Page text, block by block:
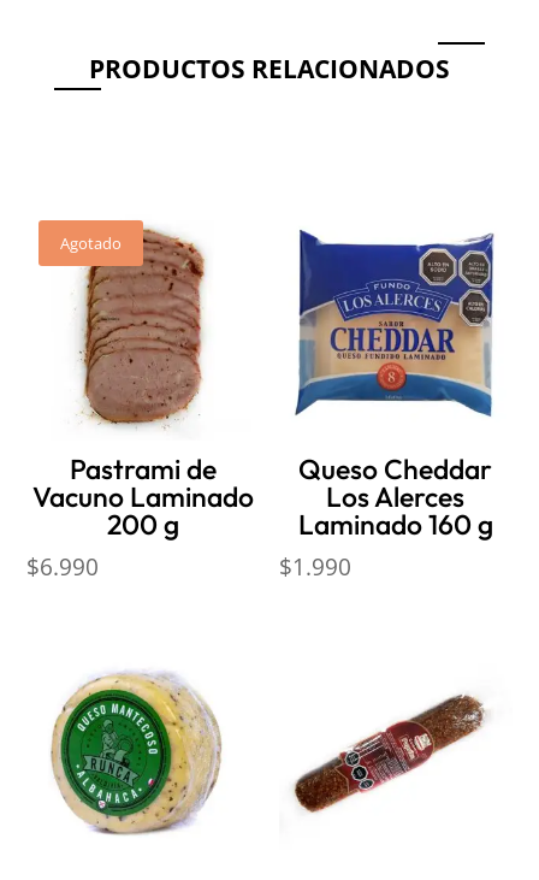
PRODUCTOS RELACIONADOS
Agotado
Pastrami de
Vacuno Laminado
200 g
$6.990
Queso Cheddar
Los Alerces
Laminado 160 g
$1.990